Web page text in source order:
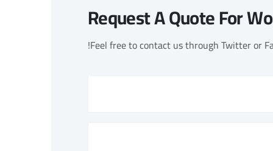
Request A Quote For
Feel free to contact us through Twitter or